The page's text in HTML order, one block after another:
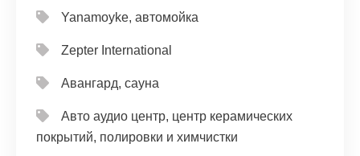
Yanamoyke, автомойка
Zepter International
Авангард, сауна
Авто аудио центр, центр керамических
покрытий, полировки и химчистки